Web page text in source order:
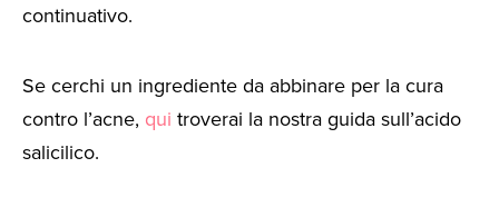
continuativo.
Se cerchi un ingrediente da abbinare per la cura
contro l’acne, qui troverai la nostra guida sull’acido
salicilico.